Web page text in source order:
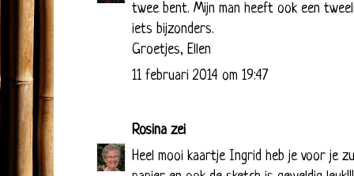
twee bent. Mijn man heeft ook een
iets bijzonders.
Groetjes, Ellen
11 februari 2014 om 19:47
Rosina zei
Heel mooi kaartje Ingrid heb je voor je